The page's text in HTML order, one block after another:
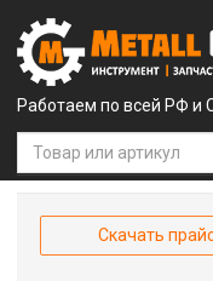
Работаем по всей РФ и
Скачать